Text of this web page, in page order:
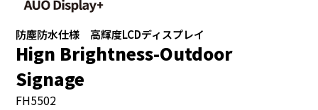
防塵防水仕様 高輝度LCDディスプレイ
Hign Brightness-Outdoor
Signage
FH5502